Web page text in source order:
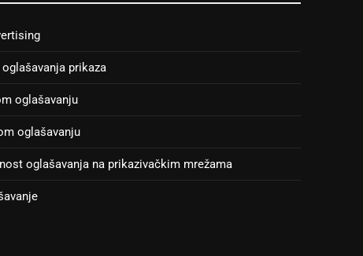
prikaza
oglašavanju
oglašavanju
oglašavanja na prikazivačkim mrežama